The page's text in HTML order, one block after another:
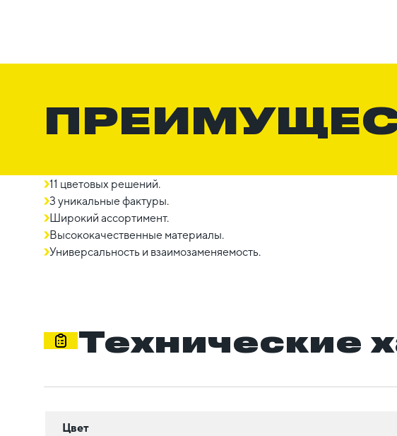
11 цветовых решений.
3 уникальные фактуры.
Широкий ассортимент.
Высококачественные материалы.
Универсальность и взаимозаменяемость.
Технические
Цвет